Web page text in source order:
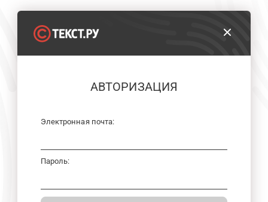
АВТОРИЗАЦИЯ
Электронная почта:
Пароль: